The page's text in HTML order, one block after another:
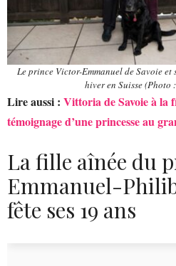
Le prince Victor-Emmanuel de Savoie et
hiver en Suisse
Lire aussi : Vittoria de Savoie à la
témoignage d’une princesse au
La fille aînée du
Emmanuel-
fête ses 19 ans